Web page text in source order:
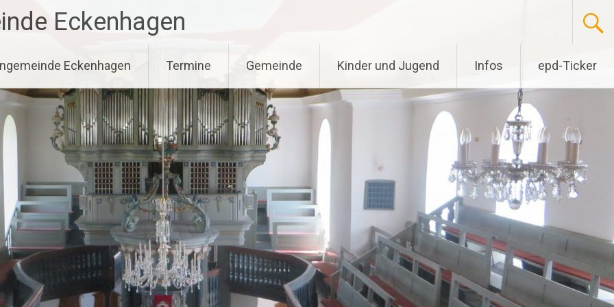
Eckenhagen
Eckenhagen Termine Gemeinde Kinder und Jugend Infos epd-Ticker